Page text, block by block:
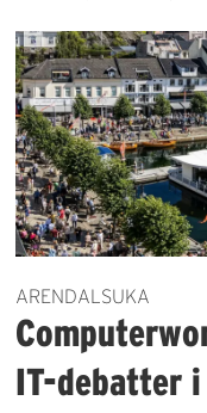
ARENDALSUKA
IT-debatter